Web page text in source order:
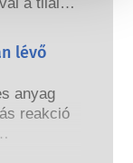
az erős
a
be az
lévő
anyag
reakció